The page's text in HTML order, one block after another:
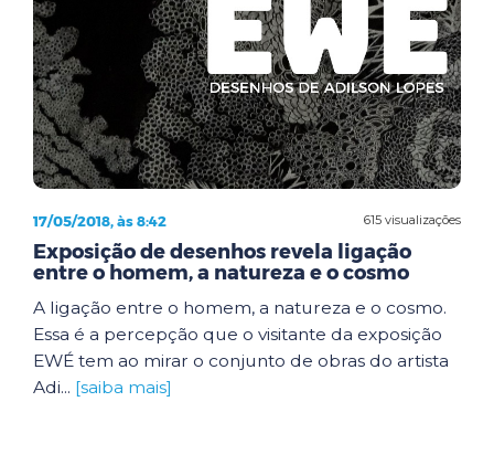
615 visualizações
17/05/2018, às 8:42
Exposição de desenhos revela ligação
entre o homem, a natureza e o cosmo
A ligação entre o homem, a natureza e o cosmo.
Essa é a percepção que o visitante da exposição
EWÉ tem ao mirar o conjunto de obras do artista
Adi... [saiba mais]